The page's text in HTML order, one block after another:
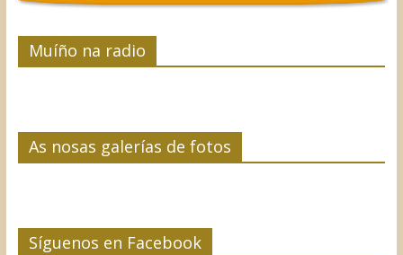
Muíño na radio
As nosas galerías de fotos
Síguenos en Facebook